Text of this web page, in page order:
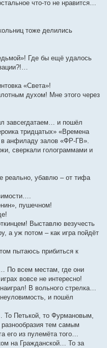
что-то не нравится…
тоже делились
Где бы ещё удалось
«Света»!
духом! Мне этого через
завсегдатаем… и пошёл
тридцатых» «Времена
анфиладу залов «ФР-ГВ».
сверкали голограммами и
реально, убавлю – от тифа
пушечном!
Выставлю везучесть
а уж потом – как игра пойдёт
пытаюсь прибиться к
По всем местам, где они
вовсе не интересно!
В вольного стрелка…
и пошёл
То Петькой, то Фурмановым,
тем самым
его из пулемёта того…
на Гражданской… То за